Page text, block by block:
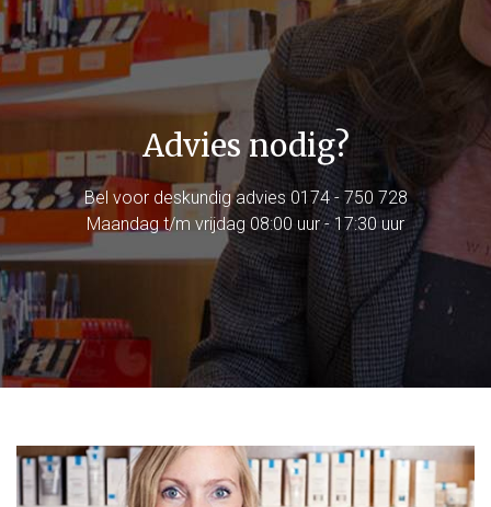
Advies nodig?
Bel voor deskundig advies 0174 - 750 728
Maandag t/m vrijdag 08:00 uur - 17:30 uur